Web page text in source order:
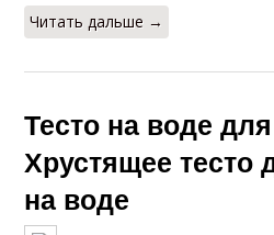
Читать дальше →
Тесто на воде
Хрустящее тесто
на воде